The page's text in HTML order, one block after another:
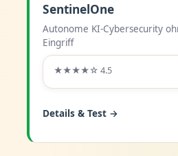
SentinelOne
Autonome KI-Cybersecurity
Eingriff
★★★★☆ 4.5
Details & Test →